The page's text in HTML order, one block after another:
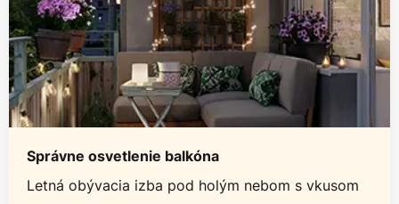
Správne osvetlenie balkóna
Letná obývacia izba pod holým nebom s vkusom